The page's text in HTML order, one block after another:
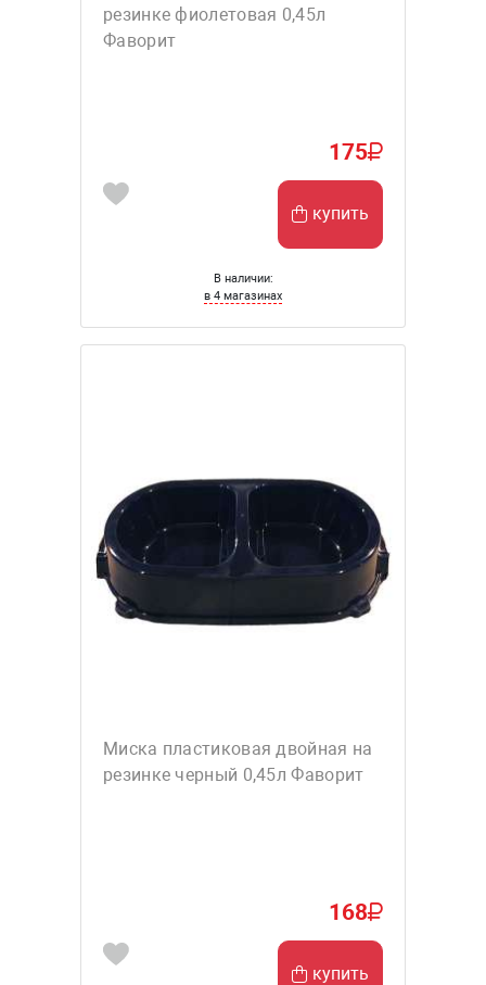
резинке фиолетовая 0,45л
Фаворит
175
купить
В наличии:
в 4 магазинах
Миска пластиковая двойная на
резинке черный 0,45л Фаворит
168
купить